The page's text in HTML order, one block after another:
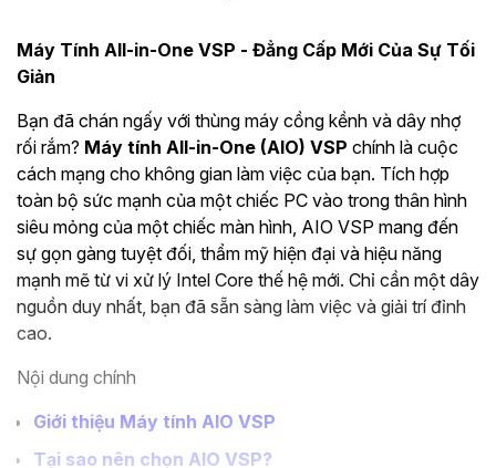
Máy Tính All-in-One VSP - Đẳng Cấp Mới Của Sự Tối
Giản
Bạn đã chán ngấy với thùng máy cồng kềnh và dây nhợ
rối rắm? Máy tính All-in-One (AIO) VSP chính là cuộc
cách mạng cho không gian làm việc của bạn. Tích hợp
toàn bộ sức mạnh của một chiếc PC vào trong thân hình
siêu mỏng của một chiếc màn hình, AIO VSP mang đến
sự gọn gàng tuyệt đối, thẩm mỹ hiện đại và hiệu năng
mạnh mẽ từ vi xử lý Intel Core thế hệ mới. Chỉ cần một dây
nguồn duy nhất, bạn đã sẵn sàng làm việc và giải trí đỉnh
cao.
Nội dung chính
Giới thiệu Máy tính AIO VSP
Tại sao nên chọn AIO VSP?